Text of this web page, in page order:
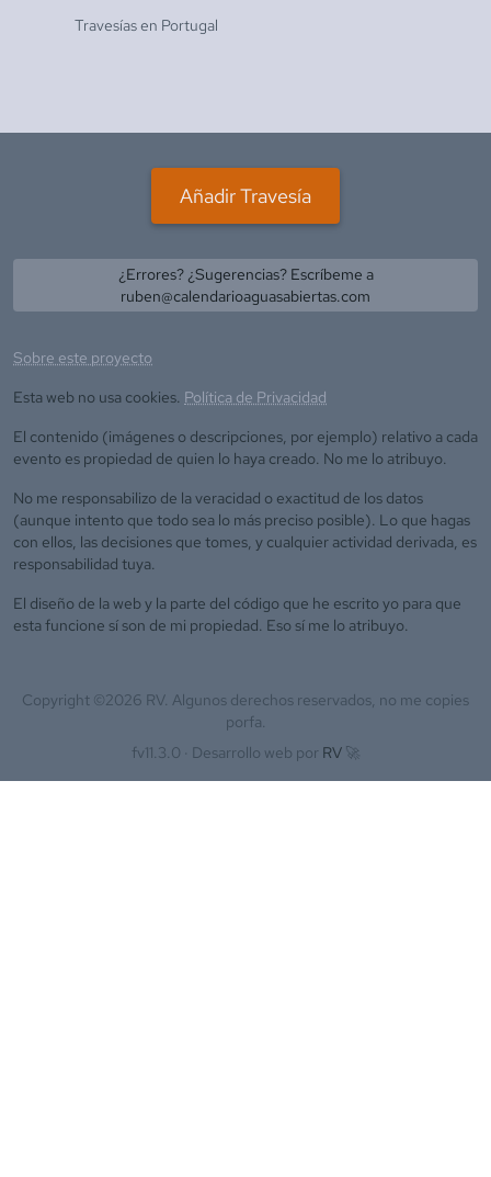
Travesías en Portugal
Añadir Travesía
¿Errores? ¿Sugerencias? Escríbeme a
ruben@calendarioaguasabiertas.com
Sobre este proyecto
Esta web no usa cookies. Política de Privacidad
El contenido (imágenes o descripciones, por ejemplo) relativo a cada
evento es propiedad de quien lo haya creado. No me lo atribuyo.
No me responsabilizo de la veracidad o exactitud de los datos
(aunque intento que todo sea lo más preciso posible). Lo que hagas
con ellos, las decisiones que tomes, y cualquier actividad derivada, es
responsabilidad tuya.
El diseño de la web y la parte del código que he escrito yo para que
esta funcione sí son de mi propiedad. Eso sí me lo atribuyo.
Copyright ©2026 RV. Algunos derechos reservados, no me copies
porfa.
fv11.3.0 · Desarrollo web por RV 🚀